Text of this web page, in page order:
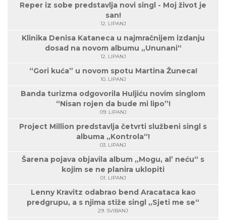
Reper iz sobe predstavlja novi singl - Moj život je
san!
12. LIPANJ
Klinika Denisa Kataneca u najmračnijem izdanju
dosad na novom albumu „Ununani“
12. LIPANJ
“Gori kuća” u novom spotu Martina Žuneca!
10. LIPANJ
Banda turizma odgovorila Huljiću novim singlom
“Nisan rojen da bude mi lipo”!
09. LIPANJ
Project Million predstavlja četvrti službeni singl s
albuma „Kontrola“!
03. LIPANJ
Šarena pojava objavila album „Mogu, al’ neću“ s
kojim se ne planira uklopiti
01. LIPANJ
Lenny Kravitz odabrao bend Aracataca kao
predgrupu, a s njima stiže singl „Sjeti me se“
29. SVIBANJ